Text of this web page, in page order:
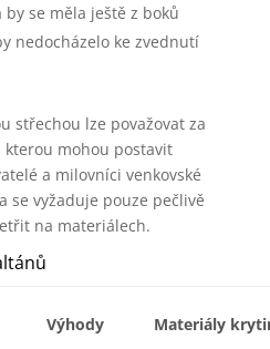
by se měla ještě z boků
nedocházelo ke zvednutí
střechou lze považovat za
mohou postavit
a milovníci venkovské
se vyžaduje pouze pečlivě
na materiálech.
Výhody Materiály